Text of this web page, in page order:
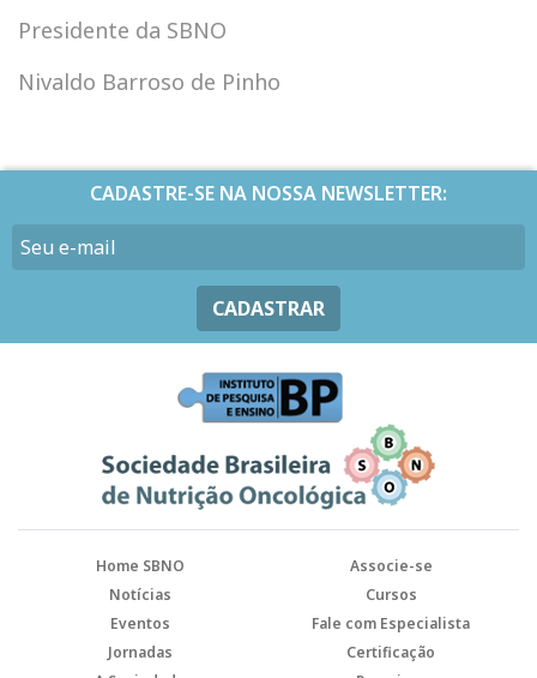
Presidente da SBNO
Nivaldo Barroso de Pinho
CADASTRE-SE NA NOSSA NEWSLETTER:
CADASTRAR
Home SBNO
Associe-se
Notícias
Cursos
Eventos
Fale com Especialista
Jornadas
Certificação